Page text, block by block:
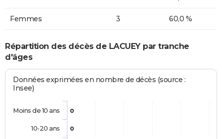
Femmes 3 60,0 %
Répartition des décès de LACUEY par tranche
d'âges
Données exprimées en nombre de décès (source :
Insee)
0
0
Moins de 10 ans
10-20 ans